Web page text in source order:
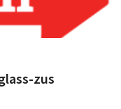
zus